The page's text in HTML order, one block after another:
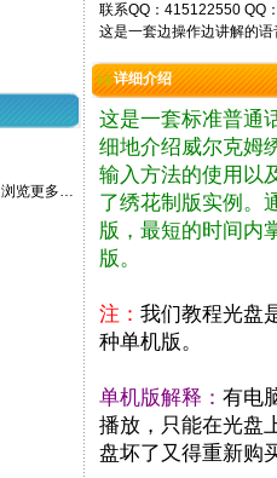
浏览更多…
联系QQ：415122550 QQ
这是一套边操作边讲解的
详细介绍
这是一套标准普通
细地介绍威尔克姆
输入方法的使用以
了绣花制版实例。
版，最短的时间内
版。
注： 我们教程光盘
种单机版。
单机版解释： 有电
播放，只能在光盘
盘坏了又得重新购